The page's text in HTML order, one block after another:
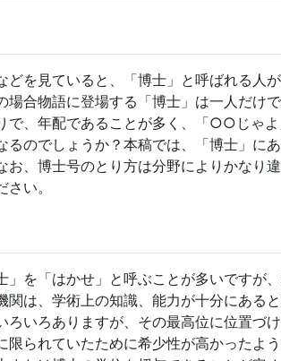
どを見ていると、「博士」と呼ばれる人
場合物語に登場する「博士」は一人だけ
で、年配であることが多く、「○○じゃ
るのでしょうか？本稿では、「博士」に
お、博士号のとり方は分野によりかなり
い。
」を「はかせ」と呼ぶことが多いですが
関は、学術上の知識、能力が十分にある
ろいろありますが、その最高位に位置づ
限られていたために希少性が高かったよ